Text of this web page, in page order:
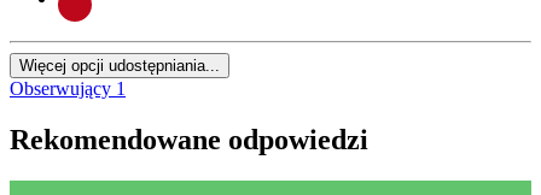
Więcej opcji udostępniania...
Obserwujący 1
Rekomendowane odpowiedzi